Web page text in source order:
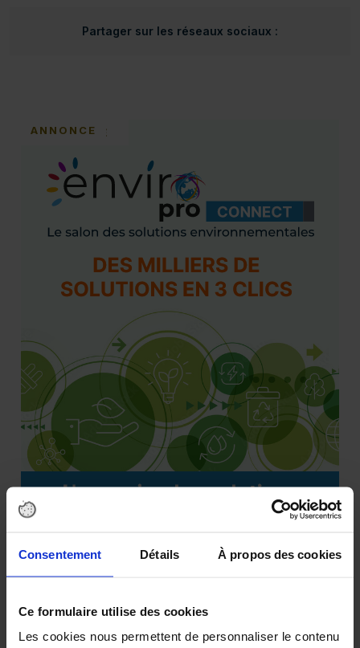
Consentement Détails À propos des cookies
Ce formulaire utilise des cookies
Les cookies nous permettent de personnaliser le contenu
Partager sur les réseaux sociaux :
ANNONCE